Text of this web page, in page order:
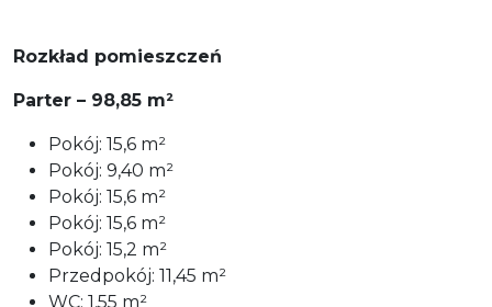
Rozkład pomieszczeń
Parter – 98,85 m²
Pokój: 15,6 m²
Pokój: 9,40 m²
Pokój: 15,6 m²
Pokój: 15,6 m²
Pokój: 15,2 m²
Przedpokój: 11,45 m²
WC: 1,55 m²